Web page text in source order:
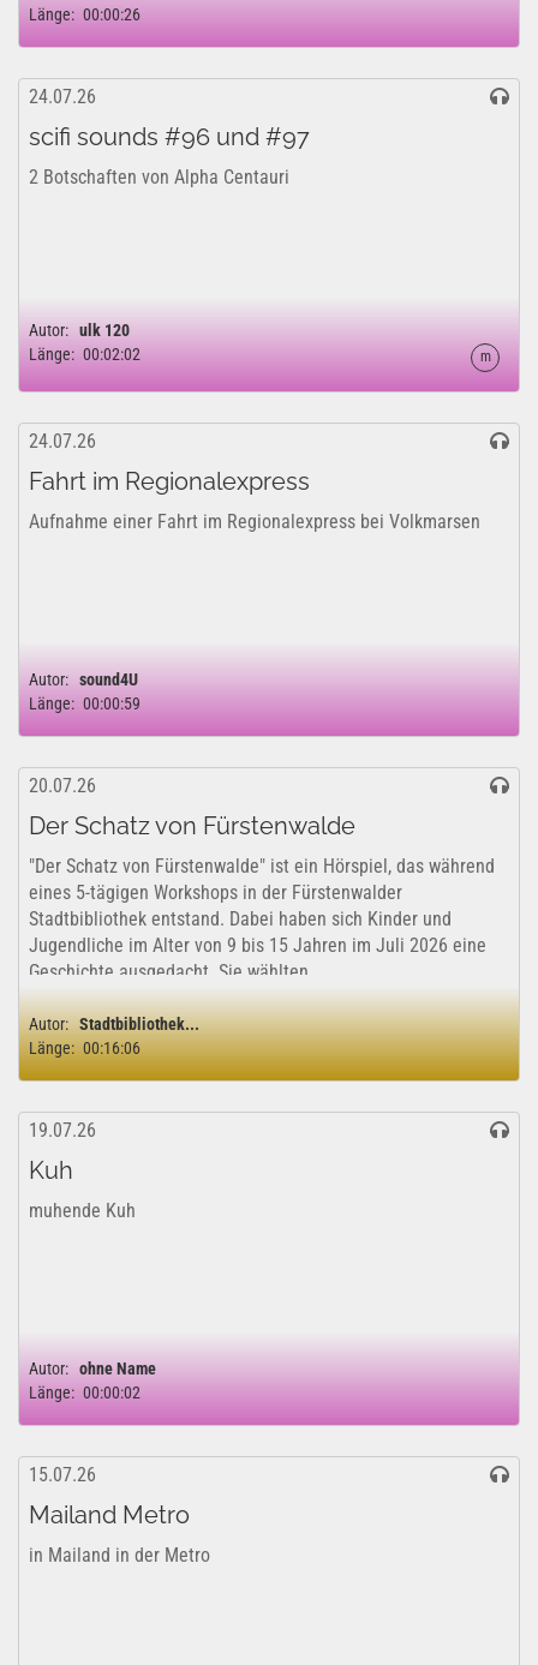
Länge: 00:00:26
24.07.26
scifi sounds #96 und #97
2 Botschaften von Alpha Centauri
Autor: ulk 120
Länge: 00:02:02 m
24.07.26
Fahrt im Regionalexpress
Aufnahme einer Fahrt im Regionalexpress bei Volkmarsen
Autor: sound4U
Länge: 00:00:59
20.07.26
Der Schatz von Fürstenwalde
"Der Schatz von Fürstenwalde" ist ein Hörspiel, das während
eines 5-tägigen Workshops in der Fürstenwalder
Stadtbibliothek entstand. Dabei haben sich Kinder und
Jugendliche im Alter von 9 bis 15 Jahren im Juli 2026 eine
Geschichte ausgedacht. Sie wählten...
Autor: Stadtbibliothek...
Länge: 00:16:06
19.07.26
Kuh
muhende Kuh
Autor: ohne Name
Länge: 00:00:02
15.07.26
Mailand Metro
in Mailand in der Metro